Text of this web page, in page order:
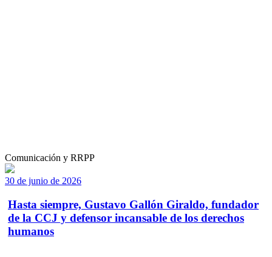
Comunicación y RRPP
30 de junio de 2026
Hasta siempre, Gustavo Gallón Giraldo, fundador
de la CCJ y defensor incansable de los derechos
humanos